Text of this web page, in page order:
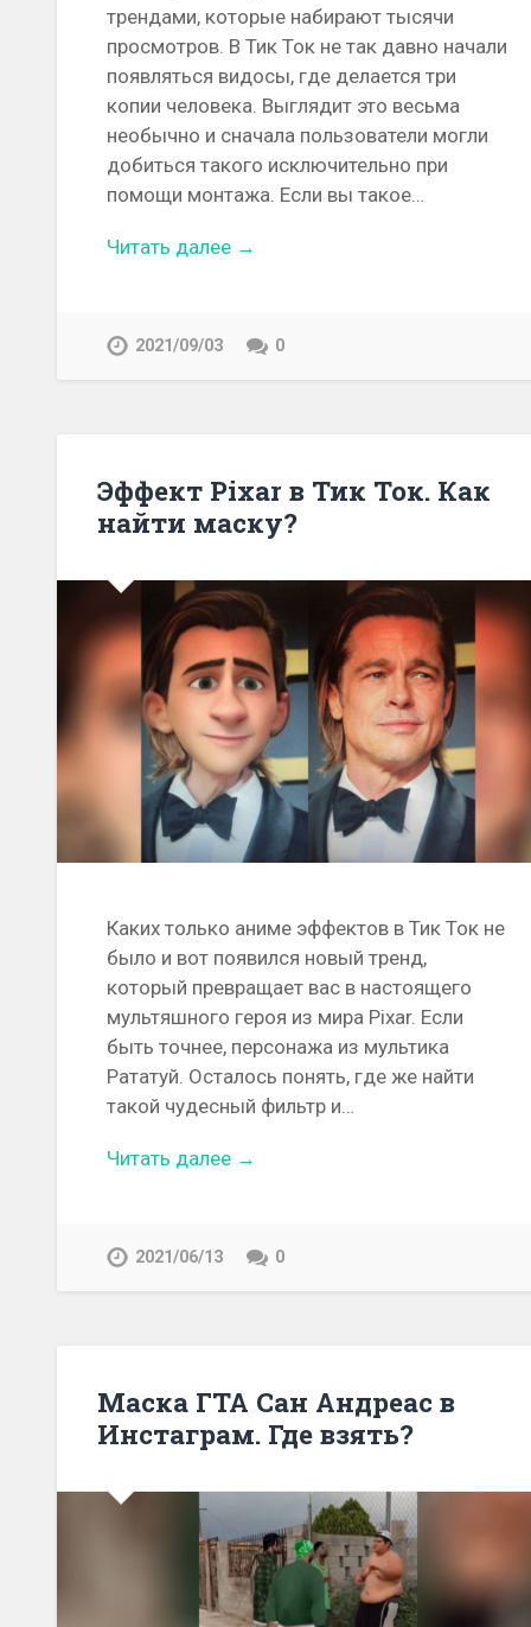
трендами, которые набирают тысячи
просмотров. В Тик Ток не так давно начали
появляться видосы, где делается три
копии человека. Выглядит это весьма
необычно и сначала пользователи могли
добиться такого исключительно при
помощи монтажа. Если вы такое…
Читать далее →
2021/09/03 0
Эффект Pixar в Тик Ток. Как
найти маску?
Каких только аниме эффектов в Тик Ток не
было и вот появился новый тренд,
который превращает вас в настоящего
мультяшного героя из мира Pixar. Если
быть точнее, персонажа из мультика
Рататуй. Осталось понять, где же найти
такой чудесный фильтр и…
Читать далее →
2021/06/13 0
Маска ГТА Сан Андреас в
Инстаграм. Где взять?